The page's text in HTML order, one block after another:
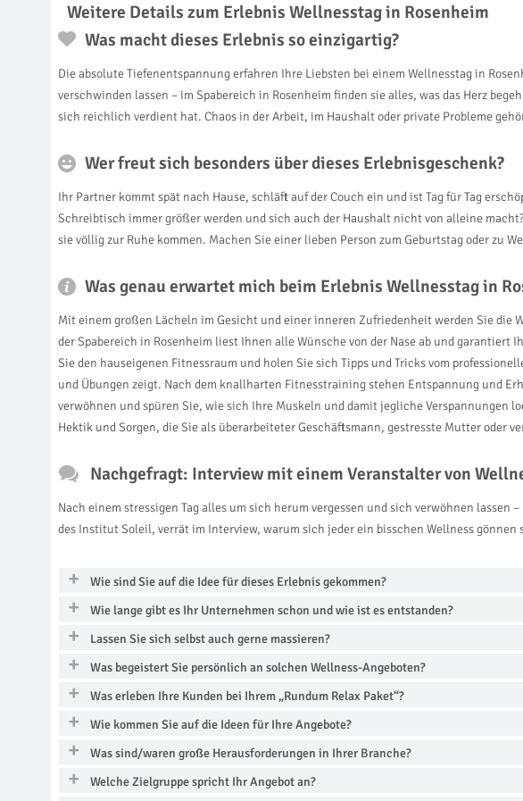
Weitere Details zum Erlebnis Wellnesstag in Rosenheim
Was macht dieses Erlebnis so einzigartig?
Die absolute Tiefenentspannung erfahren Ihre Liebsten bei einem Wellnesstag in
verschwinden lassen – im Spabereich in Rosenheim finden sie alles, was das Herz
sich reichlich verdient hat. Chaos in der Arbeit, im Haushalt oder private Probleme
Wer freut sich besonders über dieses Erlebnisgeschenk?
Ihr Partner kommt spät nach Hause, schläft auf der Couch ein und ist Tag für Tag
Schreibtisch immer größer werden und sich auch der Haushalt nicht von alleine
sie völlig zur Ruhe kommen. Machen Sie einer lieben Person zum Geburtstag oder zu
Was genau erwartet mich beim Erlebnis Wellnesstag in
Mit einem großen Lächeln im Gesicht und einer inneren Zufriedenheit werden Sie die
der Spabereich in Rosenheim liest Ihnen alle Wünsche von der Nase ab und
Sie den hauseigenen Fitnessraum und holen Sie sich Tipps und Tricks vom
und Übungen zeigt. Nach dem knallharten Fitnesstraining stehen Entspannung und
verwöhnen und spüren Sie, wie sich Ihre Muskeln und damit jegliche Verspannungen
Hektik und Sorgen, die Sie als überarbeiteter Geschäftsmann, gestresste Mutter oder
Nachgefragt: Interview mit einem Veranstalter von
Nach einem stressigen Tag alles um sich herum vergessen und sich verwöhnen
des Institut Soleil, verrät im Interview, warum sich jeder ein bisschen Wellness gönnen
Wie sind Sie auf die Idee für dieses Erlebnis gekommen?
Wie lange gibt es Ihr Unternehmen schon und wie ist es entstanden?
Lassen Sie sich selbst auch gerne massieren?
Was begeistert Sie persönlich an solchen Wellness-Angeboten?
Was erleben Ihre Kunden bei Ihrem „Rundum Relax Paket“?
Wie kommen Sie auf die Ideen für Ihre Angebote?
Was sind/waren große Herausforderungen in Ihrer Branche?
Welche Zielgruppe spricht Ihr Angebot an?